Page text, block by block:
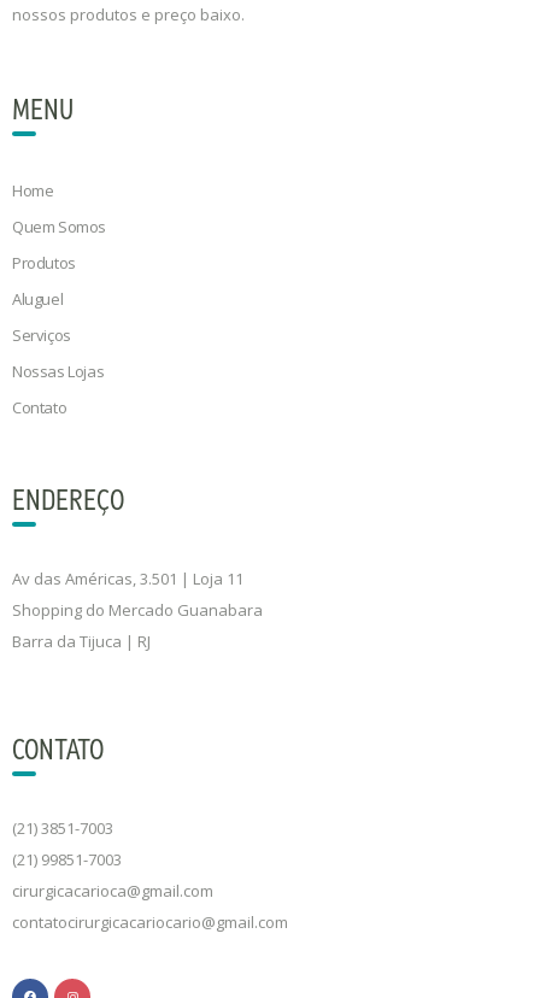
nossos produtos e preço baixo.
MENU
Home
Quem Somos
Produtos
Aluguel
Serviços
Nossas Lojas
Contato
ENDEREÇO
Av das Américas, 3.501 | Loja 11
Shopping do Mercado Guanabara
Barra da Tijuca | RJ
CONTATO
(21) 3851-7003
(21) 99851-7003
cirurgicacarioca@gmail.com
contatocirurgicacariocario@gmail.com